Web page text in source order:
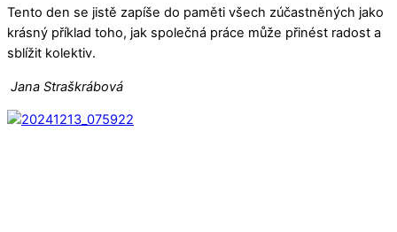
Tento den se jistě zapíše do paměti všech zúčastněných jako
krásný příklad toho, jak společná práce může přinést radost a
sblížit kolektiv.
Jana Straškrábová